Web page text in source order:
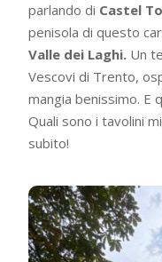
parlando di Castel
penisola di questo
Valle dei Laghi. Un
Vescovi di Trento,
mangia benissimo. E
Quali sono i tavolini
subito!